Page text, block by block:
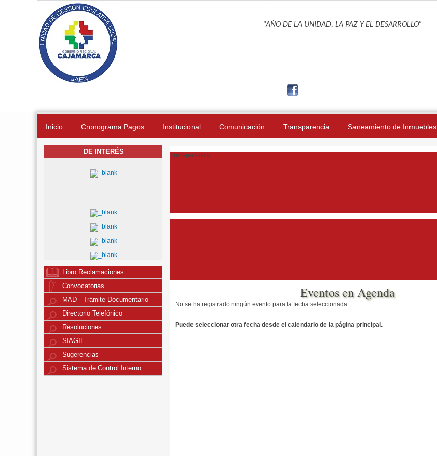
Pasar al contenido principal
“AÑO DE LA UNIDAD, LA PAZ Y EL DESARROLLO”
Inicio Cronograma Pagos Institucional Comunicación Transparencia Saneamiento de Inmuebles
DE INTERÉS
Libro Reclamaciones
Convocatorias
MAD - Trámite Documentario
Directorio Telefónico
Resoluciones
SIAGIE
Sugerencias
Sistema de Control Interno
Transparencia
Eventos en Agenda
No se ha registrado ningún evento para la fecha seleccionada.
Puede seleccionar otra fecha desde el calendario de la página principal.